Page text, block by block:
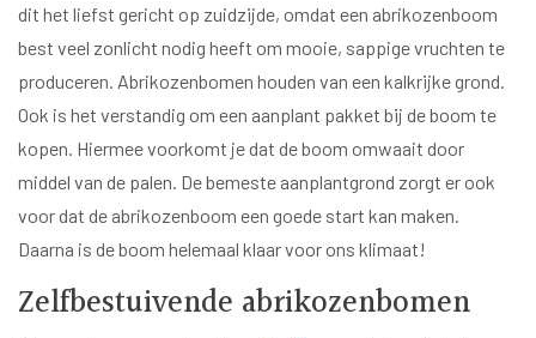
dit het liefst gericht op zuidzijde, omdat een abrikozenboom
best veel zonlicht nodig heeft om mooie, sappige vruchten te
produceren. Abrikozenbomen houden van een kalkrijke grond.
Ook is het verstandig om een aanplant pakket bij de boom te
kopen. Hiermee voorkomt je dat de boom omwaait door
middel van de palen. De bemeste aanplantgrond zorgt er ook
voor dat de abrikozenboom een goede start kan maken.
Daarna is de boom helemaal klaar voor ons klimaat!
Zelfbestuivende abrikozenbomen